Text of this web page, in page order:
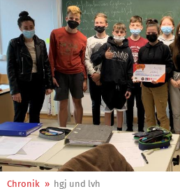
Chronik » hgj und lvh